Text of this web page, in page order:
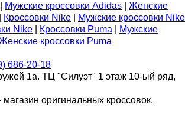
Мужские кроссовки Adidas
Женские
Кроссовки Nike
Мужские кроссовки Nike
Nike Кроссовки Puma
Мужские
кроссовки Puma
686-20-18
1а. ТЦ "Силуэт" 1 этаж 10-ый ряд,
оригинальных кроссовок.